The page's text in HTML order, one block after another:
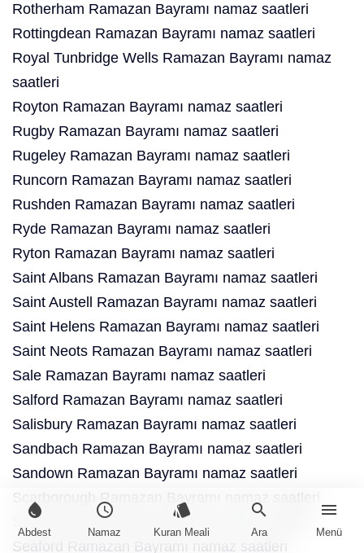
water_drop
Abdest
schedule
Namaz
style
Kuran Meali
search
Ara
menu
Menü
Rotherham Ramazan Bayramı namaz saatleri
Rottingdean Ramazan Bayramı namaz saatleri
Royal Tunbridge Wells Ramazan Bayramı namaz
saatleri
Royton Ramazan Bayramı namaz saatleri
Rugby Ramazan Bayramı namaz saatleri
Rugeley Ramazan Bayramı namaz saatleri
Runcorn Ramazan Bayramı namaz saatleri
Rushden Ramazan Bayramı namaz saatleri
Ryde Ramazan Bayramı namaz saatleri
Ryton Ramazan Bayramı namaz saatleri
Saint Albans Ramazan Bayramı namaz saatleri
Saint Austell Ramazan Bayramı namaz saatleri
Saint Helens Ramazan Bayramı namaz saatleri
Saint Neots Ramazan Bayramı namaz saatleri
Sale Ramazan Bayramı namaz saatleri
Salford Ramazan Bayramı namaz saatleri
Salisbury Ramazan Bayramı namaz saatleri
Sandbach Ramazan Bayramı namaz saatleri
Sandown Ramazan Bayramı namaz saatleri
Scarborough Ramazan Bayramı namaz saatleri
Scunthorpe Ramazan Bayramı namaz saatleri
Seaford Ramazan Bayramı namaz saatleri